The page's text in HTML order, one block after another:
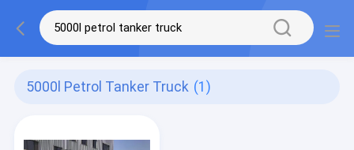
5000l Petrol Tanker Truck (1)